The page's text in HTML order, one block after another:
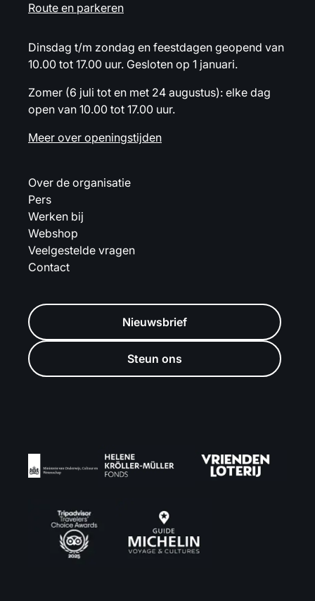
Route en parkeren
Dinsdag t/m zondag en feestdagen geopend van
10.00 tot 17.00 uur. Gesloten op 1 januari.
Zomer (6 juli tot en met 24 augustus): elke dag
open van 10.00 tot 17.00 uur.
Meer over openingstijden
Over de organisatie
Pers
Werken bij
Webshop
Veelgestelde vragen
Contact
Nieuwsbrief
Steun ons